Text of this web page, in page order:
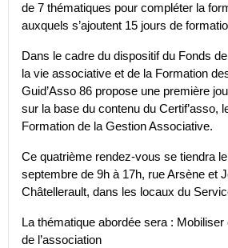
de 7 thématiques pour compléter la
auxquels s’ajoutent 15 jours de
Dans le cadre du dispositif du Fonds
la vie associative et de la Formation
Guid’Asso 86 propose une première
sur la base du contenu du Certif’asso,
Formation de la Gestion Associative.
Ce quatrième rendez-vous se tiendra
septembre de 9h à 17h, rue Arsène et
Châtellerault, dans les locaux du
La thématique abordée sera :
de l’association